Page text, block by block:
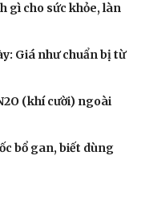
gì cho sức khỏe, làn
Giá như chuẩn bị từ
(khí cười) ngoài
bổ gan, biết dùng